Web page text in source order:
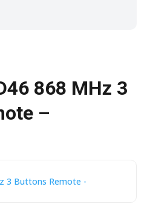
868 MHz 3
–